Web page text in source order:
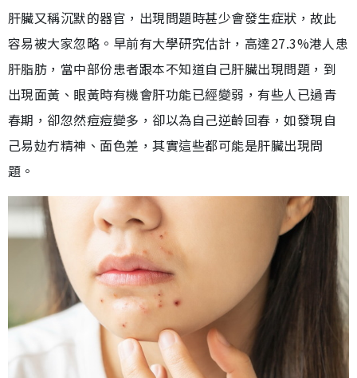
肝臟又稱沉默的器官，出現問題時甚少會發生症狀，故此
容易被大家忽略。早前有大學研究估計，高達27.3%港人患
肝脂肪，當中部份患者跟本不知道自己肝臟出現問題，到
出現面黃、眼黃時有機會肝功能已經變弱，有些人已過青
春期，卻忽然痘痘變多，卻以為自己逆齡回春，如發現自
己易攰冇精神、面色差，其實這些都可能是肝臟出現問
題。